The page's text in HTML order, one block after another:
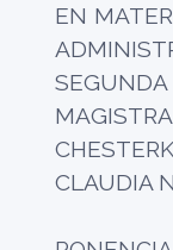
EN
CLAUDIA